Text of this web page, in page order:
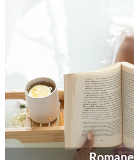
Romane